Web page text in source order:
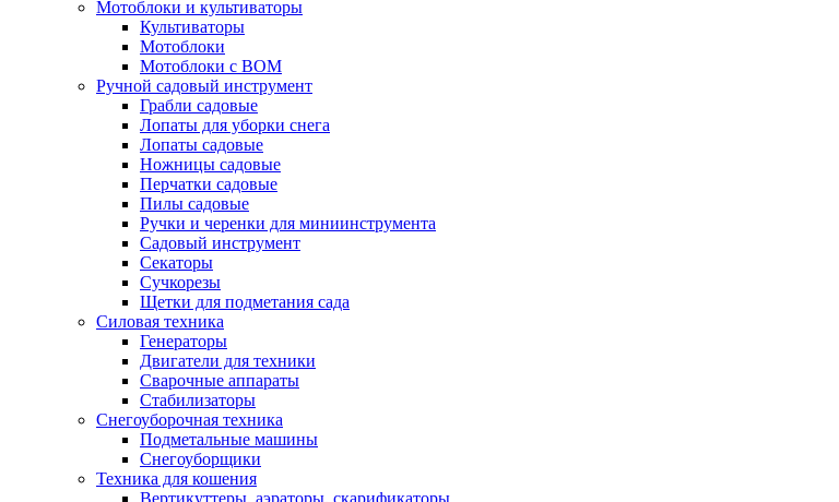
Мотоблоки и культиваторы
Культиваторы
Мотоблоки
Мотоблоки с ВОМ
Ручной садовый инструмент
Грабли садовые
Лопаты для уборки снега
Лопаты садовые
Ножницы садовые
Перчатки садовые
Пилы садовые
Ручки и черенки для миниинструмента
Садовый инструмент
Секаторы
Сучкорезы
Щетки для подметания сада
Силовая техника
Генераторы
Двигатели для техники
Сварочные аппараты
Стабилизаторы
Снегоуборочная техника
Подметальные машины
Снегоуборщики
Техника для кошения
Вертикуттеры, аэраторы, скарификаторы